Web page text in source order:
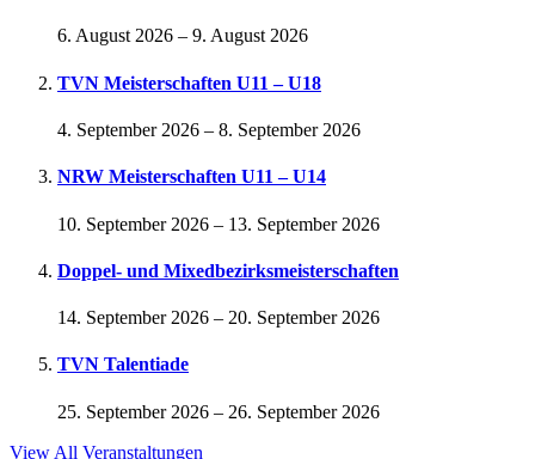
6. August 2026 – 9. August 2026
TVN Meisterschaften U11 – U18
4. September 2026 – 8. September 2026
NRW Meisterschaften U11 – U14
10. September 2026 – 13. September 2026
Doppel- und Mixedbezirksmeisterschaften
14. September 2026 – 20. September 2026
TVN Talentiade
25. September 2026 – 26. September 2026
View All Veranstaltungen